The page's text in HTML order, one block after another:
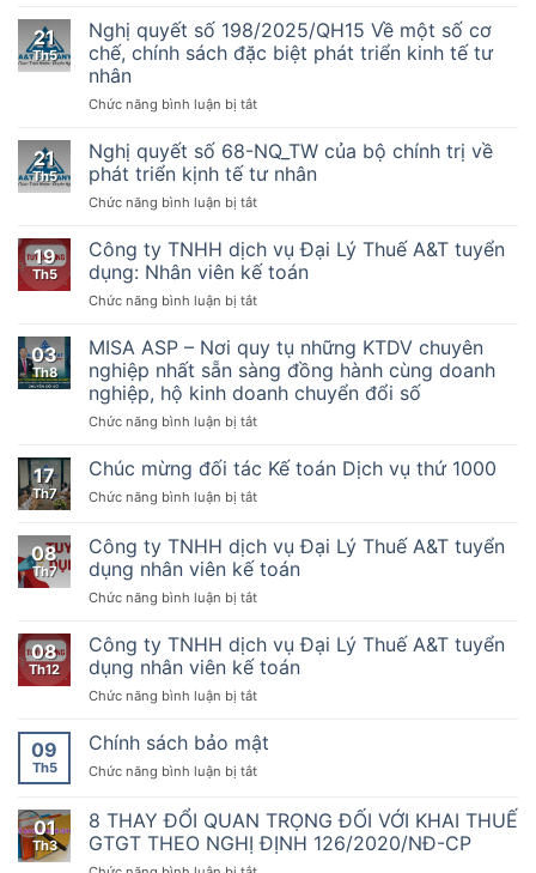
kế
toán
tư
32/2025/TT-
–
dẫn
thực
hiện
một
điều
của
Quản
thuế
ngày
13
6
2019,
Nghị
123/2020/NĐ-
CP
ngày
tháng
10
năm
2020
Chính
phủ
quy
về
hóa
đơn,
21
Th5
Nghị quyết số 198/2025/QH15 Về một số cơ
chế, chính sách đặc biệt phát triển kinh tế tư
nhân
Chức năng bình luận bị tắtở
quyết
198/2025/QH15
Về
số
cơ
chính
đặc
biệt
phát
kinh
tư
21
Th5
Nghị quyết số 68-NQ_TW của bộ chính trị về
phát triển kịnh tế tư nhân
Chức năng bình luận bị tắtở
quyết
số
68-
NQ_TW
bộ
chính
về
phát
kịnh
tư
19
Th5
Công ty TNHH dịch vụ Đại Lý Thuế A&T tuyển
dụng: Nhân viên kế toán
Chức năng bình luận bị tắtở
ty
TNHH
dịch
vụ
Đại
Thuế
tuyển
Nhân
viên
toán
03
Th8
MISA ASP – Nơi quy tụ những KTDV chuyên
nghiệp nhất sẵn sàng đồng hành cùng doanh
nghiệp, hộ kinh doanh chuyển đổi số
Chức năng bình luận bị tắtở
ASP
–
Nơi
tụ
những
chuyên
nhất
sẵn
đồng
cùng
doanh
kinh
doanh
chuyển
17
Th7
Chúc mừng đối tác Kế toán Dịch vụ thứ 1000
Chức năng bình luận bị tắtở
mừng
đối
tác
Kế
Dịch
vụ
thứ
1000
08
Th7
Công ty TNHH dịch vụ Đại Lý Thuế A&T tuyển
dụng nhân viên kế toán
Chức năng bình luận bị tắtở
ty
TNHH
dịch
vụ
Lý
A&T
dụng
nhân
08
Th12
Công ty TNHH dịch vụ Đại Lý Thuế A&T tuyển
dụng nhân viên kế toán
Chức năng bình luận bị tắtở
ty
TNHH
dịch
Đại
Lý
Thuế
09
Th5
Chính sách bảo mật
Chức năng bình luận bị tắtở
sách
bảo
mật
01
Th3
8 THAY ĐỔI QUAN TRỌNG ĐỐI VỚI KHAI THUẾ
GTGT THEO NGHỊ ĐỊNH 126/2020/NĐ-CP